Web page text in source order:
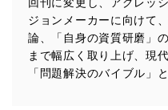
個人データを取り
機器を取り扱う従
の不要なアクセス
アクセス者の識別と認
回刊に変更し、アグレッ
ジョンメーカーに向けて
論、「自身の資質研磨」
まで幅広く取り上げ、現
「問題解決のバイブル」